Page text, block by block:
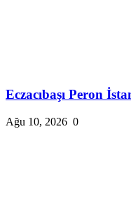
Eczacıbaşı Peron
Ağu 10, 2026 0